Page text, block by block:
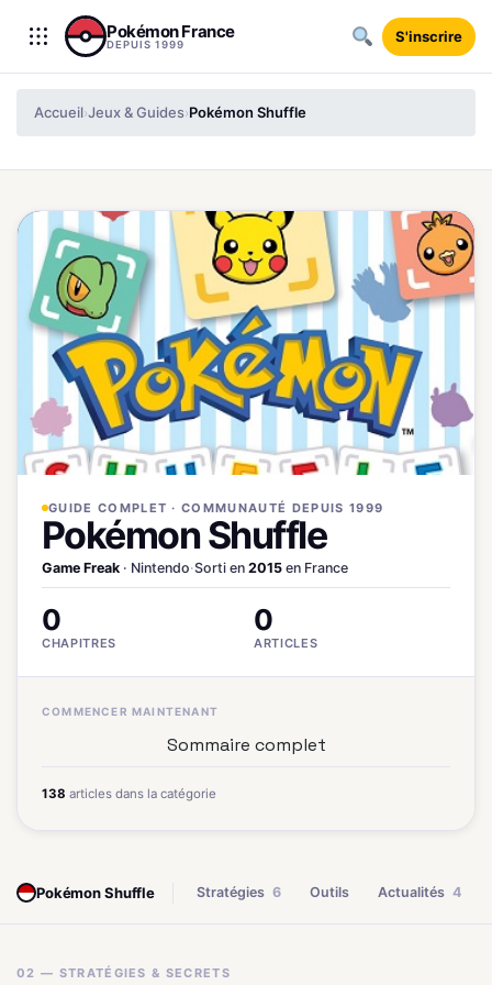
Aller au contenu
Pokémon France
DEPUIS 1999 S'inscrire
Accueil›Jeux & Guides›Pokémon Shuffle
GUIDE COMPLET · COMMUNAUTÉ DEPUIS 1999
Pokémon Shuffle
Game Freak · Nintendo·Sorti en 2015 en France
0
CHAPITRES
0
ARTICLES
COMMENCER MAINTENANT
Sommaire complet
138 articles dans la catégorie
Pokémon Shuffle Stratégies 6 Outils Actualités 4
02 — STRATÉGIES & SECRETS